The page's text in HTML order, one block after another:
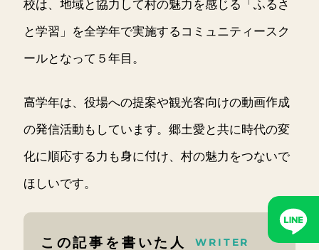
と学習」を全学年で実施するコミュニティースク
ールとなって５年目。
高学年は、役場への提案や観光客向けの動画作成
の発信活動もしています。郷土愛と共に時代の変
化に順応する力も身に付け、村の魅力をつないで
ほしいです。
この記事を書いた人 WRITER